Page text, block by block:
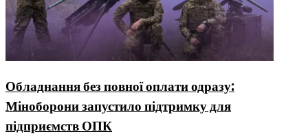
Обладнання без повної оплати одразу:
Міноборони запустило підтримку для
підприємств ОПК